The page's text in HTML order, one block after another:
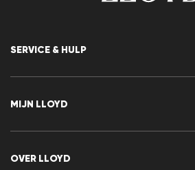
SERVICE & HULP
Maattabel
Retour
MIJN LLOYD
Nieuwsbrief
OVER LLOYD